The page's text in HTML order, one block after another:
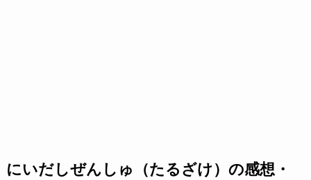
にいだしぜんしゅ（たるざけ）の感想・